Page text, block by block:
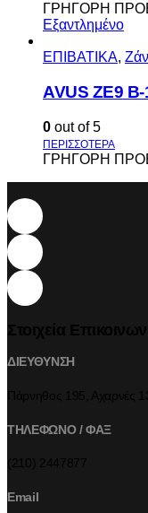
ΓΡΗΓΟΡΗ
Εξαντλημένο
ΕΠΙΒΑΤΙΚΑ,
AVUS ΖΕ9 Β-
0 out of 5
ΓΡΗΓΟΡΗ
ΔΙΕΥΘΥΝΣΗ
ΤΗΛΕΦΩΝΟ / ΦΑΞ
Email